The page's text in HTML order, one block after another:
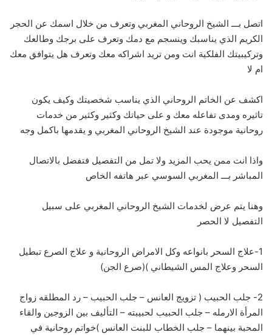
اتصل بـــ الشيخ الروحاني المغربي وتعرف من خلال اسمك عن الحجر
الكريم الذي يناسبك وينسجم مع دمك وتعرف على برجك وطالعك
وتركيبيتك الفلكية انت ومن تريد اشراكه معك وتعرف هل يتوافق معك
ام لا
اكشف عن الخاتم الروحاني الذي يناسب شخصيتك وكيف يكون
تاثيره ومدى تفاعله معك و على حياتك وكثير وكثير من خدمات
روحانية موجودة عند الشيخ الروحاني المغربي و يقدمها باكمل وجه
واذا انت ممن يحب المزيد ولا تمل من التفصيل فتفضل بالاتصال
المباشر بـــ المغربي السوسي عبر هاتفه الخاص
وهنا يتم عرض لخدمات الشيخ الروحاني المغربي على سبيل
التفصيل لا الحصر
1-علاج السحر بانواعه وكل الامراض الروحانية و علاج الصرع تبطيل
السحر وعلاج المس الشيطاني )(صرع الجن)
2- جلب الحبيب ( تزويج العانس – جلب الحبيب – رد المطلقه زواج
المرأة الارمله – جلب الحبيب لحبيبته – التأليف بين الزوجين والقاء
المحبة بينهما – جلب الخطاب للبنت العانس )خواتم روحانية في